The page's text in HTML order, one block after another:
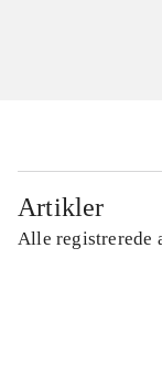
Artikler
Alle registrerede